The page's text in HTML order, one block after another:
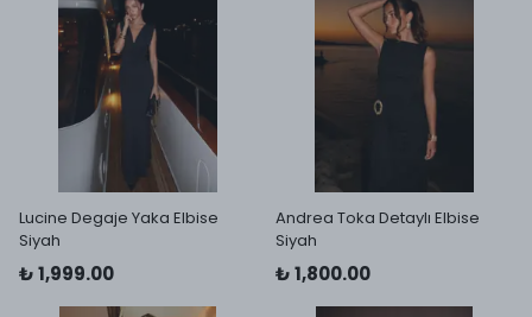
Lucine Degaje Yaka Elbise
Siyah
₺ 1,999.00
Andrea Toka Detaylı Elbise
Siyah
₺ 1,800.00